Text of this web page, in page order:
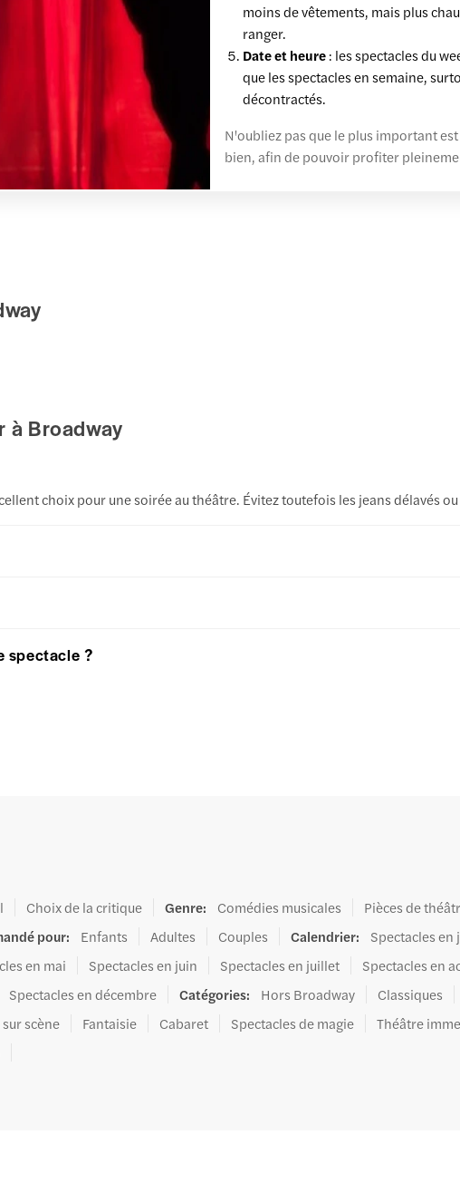
moins de vêtements, mais plus
ranger.
Date et heure: les spectacles du
que les spectacles en semaine,
décontractés.
N'oubliez pas que le plus important
bien, afin de pouvoir profiter
à Broadway
choix pour une soirée au théâtre. Évitez toutefois les jeans délavés
spectacle ?
Choix de la critique Genre: Comédies musicales Pièces de
pour: Enfants Adultes Couples Calendrier: Spectacles en
en mai Spectacles en juin Spectacles en juillet Spectacles en
Spectacles en décembre Catégories: Hors Broadway Classiques
scène Fantaisie Cabaret Spectacles de magie Théâtre